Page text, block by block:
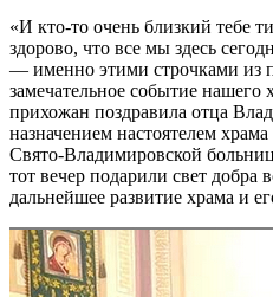
«И кто-то очень близкий тебе
здорово, что все мы здесь
— именно этими строчками из
замечательное событие
прихожан поздравила отца
назначением настоятелем
Свято-Владимировской
тот вечер подарили свет добра
дальнейшее развитие храма и